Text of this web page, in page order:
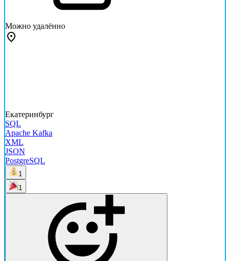
Можно удалённо
Екатеринбург
SQL
Apache Kafka
XML
JSON
PostgreSQL
1
1